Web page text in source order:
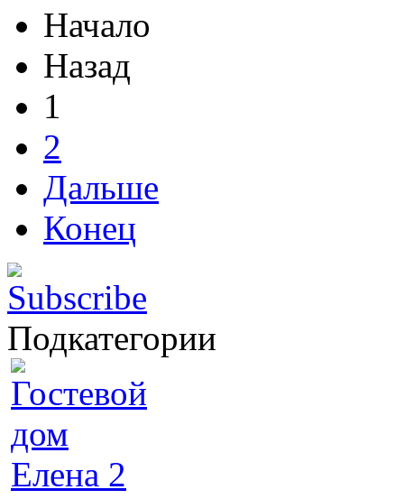
Начало
Назад
1
2
Дальше
Конец
Подкатегории